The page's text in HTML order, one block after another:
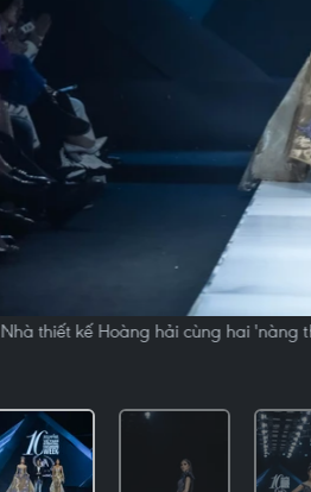
Nhà thiết kế Hoàng hải cùng hai 'nàng